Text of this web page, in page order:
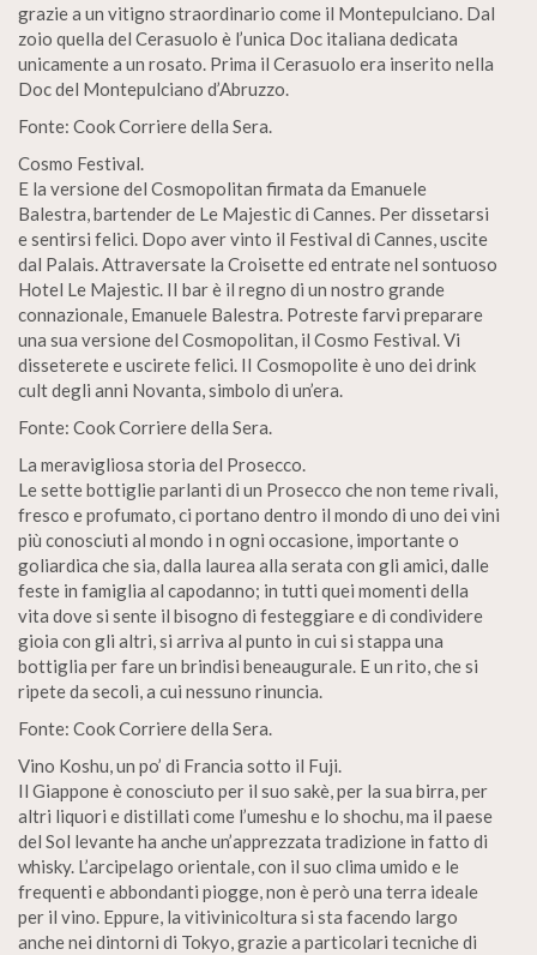
grazie a un vitigno straordinario come il Montepulciano. Dal
zoio quella del Cerasuolo è l’unica Doc italiana dedicata
unicamente a un rosato. Prima il Cerasuolo era inserito nella
Doc del Montepulciano d’Abruzzo.
Fonte: Cook Corriere della Sera.
Cosmo Festival.
E la versione del Cosmopolitan firmata da Emanuele
Balestra, bartender de Le Majestic di Cannes. Per dissetarsi
e sentirsi felici. Dopo aver vinto il Festival di Cannes, uscite
dal Palais. Attraversate la Croisette ed entrate nel sontuoso
Hotel Le Majestic. II bar è il regno di un nostro grande
connazionale, Emanuele Balestra. Potreste farvi preparare
una sua versione del Cosmopolitan, il Cosmo Festival. Vi
disseterete e uscirete felici. II Cosmopolite è uno dei drink
cult degli anni Novanta, simbolo di un’era.
Fonte: Cook Corriere della Sera.
La meravigliosa storia del Prosecco.
Le sette bottiglie parlanti di un Prosecco che non teme rivali,
fresco e profumato, ci portano dentro il mondo di uno dei vini
più conosciuti al mondo i n ogni occasione, importante o
goliardica che sia, dalla laurea alla serata con gli amici, dalle
feste in famiglia al capodanno; in tutti quei momenti della
vita dove si sente il bisogno di festeggiare e di condividere
gioia con gli altri, si arriva al punto in cui si stappa una
bottiglia per fare un brindisi beneaugurale. E un rito, che si
ripete da secoli, a cui nessuno rinuncia.
Fonte: Cook Corriere della Sera.
Vino Koshu, un po’ di Francia sotto il Fuji.
Il Giappone è conosciuto per il suo sakè, per la sua birra, per
altri liquori e distillati come l’umeshu e lo shochu, ma il paese
del Sol levante ha anche un’apprezzata tradizione in fatto di
whisky. L’arcipelago orientale, con il suo clima umido e le
frequenti e abbondanti piogge, non è però una terra ideale
per il vino. Eppure, la vitivinicoltura si sta facendo largo
anche nei dintorni di Tokyo, grazie a particolari tecniche di